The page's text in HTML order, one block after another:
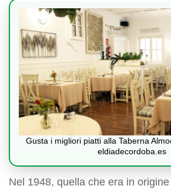
Gusta i migliori piatti alla Taberna
eldiadecordoba.es
Nel 1948, quella che era in